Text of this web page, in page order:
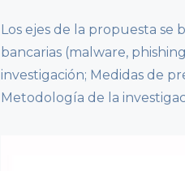
Los ejes de la propuesta
bancarias (malware,
investigación; Medidas de
Metodología de la